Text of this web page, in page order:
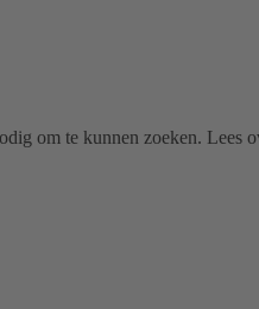
om te kunnen zoeken. Lees